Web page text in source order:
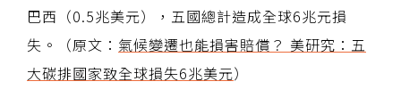
巴西（0.5兆美元），五國總計造成全球6兆元損
失。（原文： 氣候變遷也能損害賠償？ 美研究：五
大碳排國家致全球損失6兆美元）